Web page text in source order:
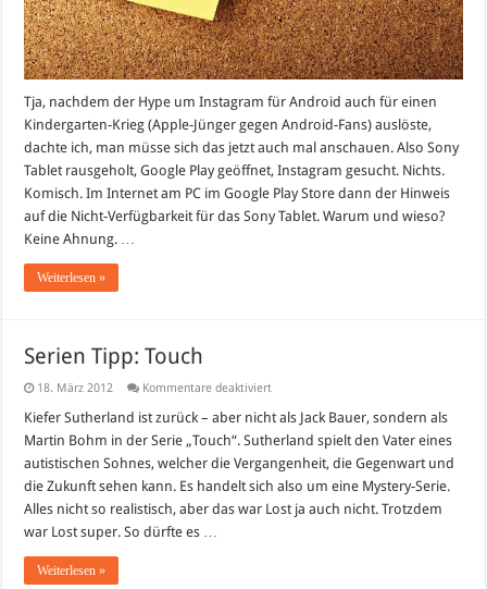
Tja, nachdem der Hype um Instagram für Android auch für einen
Kindergarten-Krieg (Apple-Jünger gegen Android-Fans) auslöste,
dachte ich, man müsse sich das jetzt auch mal anschauen. Also Sony
Tablet rausgeholt, Google Play geöffnet, Instagram gesucht. Nichts.
Komisch. Im Internet am PC im Google Play Store dann der Hinweis
auf die Nicht-Verfügbarkeit für das Sony Tablet. Warum und wieso?
Keine Ahnung. …
Weiterlesen »
Serien Tipp: Touch
18. März 2012 Kommentare deaktiviertfür
Tipp:
Touch
Kiefer Sutherland ist zurück – aber nicht als Jack Bauer, sondern als
Martin Bohm in der Serie „Touch“. Sutherland spielt den Vater eines
autistischen Sohnes, welcher die Vergangenheit, die Gegenwart und
die Zukunft sehen kann. Es handelt sich also um eine Mystery-Serie.
Alles nicht so realistisch, aber das war Lost ja auch nicht. Trotzdem
war Lost super. So dürfte es …
Weiterlesen »